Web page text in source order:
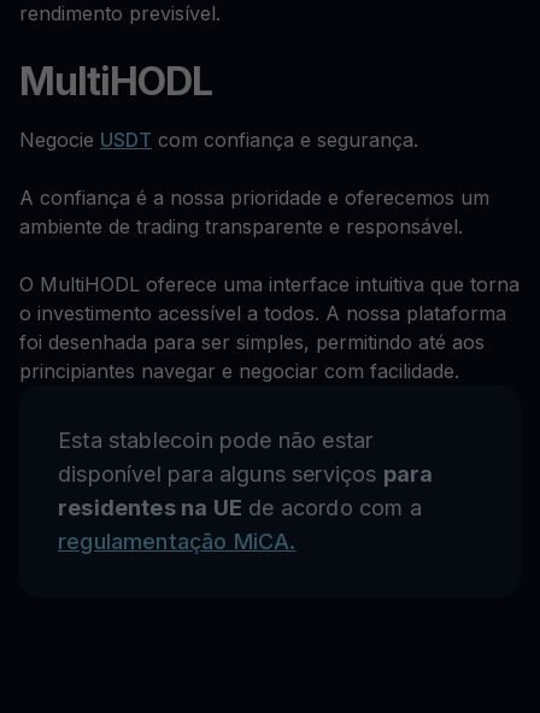
rendimento previsível.
MultiHODL
Negocie USDT com confiança e segurança.
A confiança é a nossa prioridade e oferecemos um
ambiente de trading transparente e responsável.
O MultiHODL oferece uma interface intuitiva que torna
o investimento acessível a todos. A nossa plataforma
foi desenhada para ser simples, permitindo até aos
principiantes navegar e negociar com facilidade.
Esta stablecoin pode não estar
disponível para alguns serviços para
residentes na UE de acordo com a
regulamentação MiCA.